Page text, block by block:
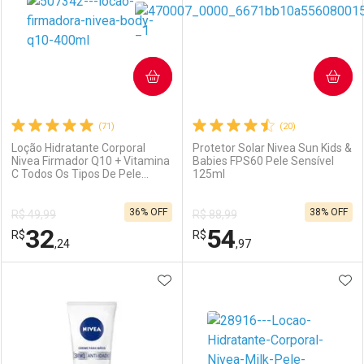
Comprar sem Desconto
Por R$ 41,64/cada
Comprar sem Desconto
Por R$ 41,64/cada
Comprar sem Desconto
Por R$ 15,67/cada
Comprar sem Desconto
Por R$ 15,67/cada
(71)
Loção Hidratante Corporal
Nivea Firmador Q10 + Vitamina
C Todos Os Tipos De Pele
R$ 49,99
R$32,24
36% OFF
COMPRAR
Laboratório
Por Menos
(20)
Protetor Solar Nivea Sun Kids &
Babies FPS60 Pele Sensível
125ml
R$ 88,99
R$54,97
38% OFF
COMPRAR
Laboratório
Por Menos
ADICIONAR AOS FAVORITOS